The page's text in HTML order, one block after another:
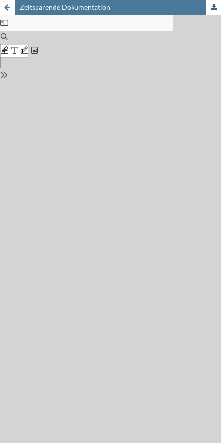
Zeitsparende Dokumentation